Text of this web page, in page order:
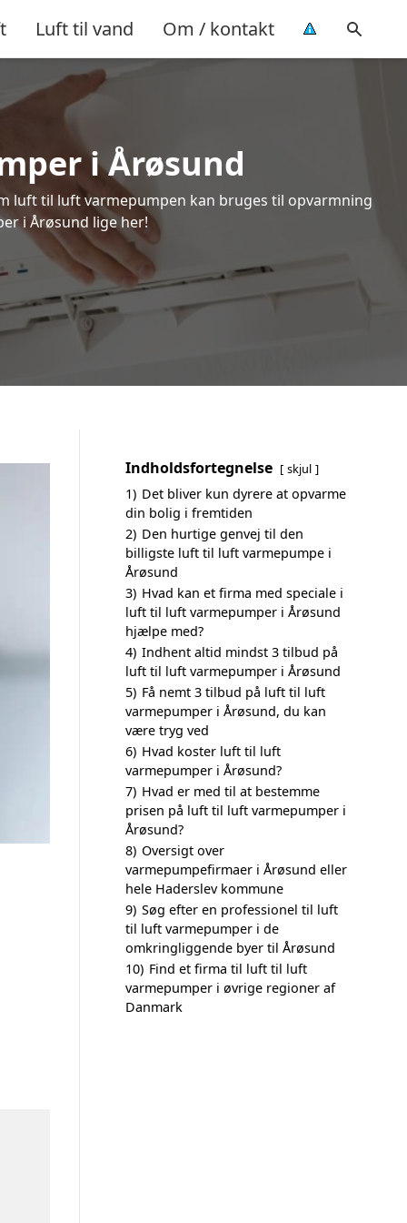
Luft til vand Om / kontakt
i Årøsund
luft til luft varmepumpen kan bruges til opvarmning
i Årøsund lige her!
Indholdsfortegnelse skjul
1) Det bliver kun dyrere at opvarme
din bolig i fremtiden
2) Den hurtige genvej til den
billigste luft til luft varmepumpe i
Årøsund
3) Hvad kan et firma med speciale i
luft til luft varmepumper i Årøsund
hjælpe med?
4) Indhent altid mindst 3 tilbud på
luft til luft varmepumper i Årøsund
5) Få nemt 3 tilbud på luft til luft
varmepumper i Årøsund, du kan
være tryg ved
6) Hvad koster luft til luft
varmepumper i Årøsund?
7) Hvad er med til at bestemme
prisen på luft til luft varmepumper i
Årøsund?
8) Oversigt over
varmepumpefirmaer i Årøsund eller
hele Haderslev kommune
9) Søg efter en professionel til luft
til luft varmepumper i de
omkringliggende byer til Årøsund
10) Find et firma til luft til luft
varmepumper i øvrige regioner af
Danmark